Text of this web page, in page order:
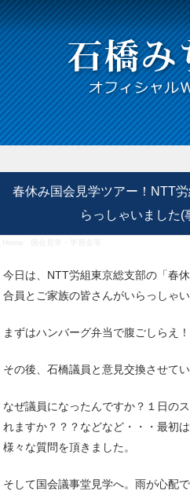
Skip to content
春休み国会見学ツアー！NTT
らっしゃいました(
今日は、NTT労組東京総支部の「春
合員とご家族の皆さんがいらっしゃい
まずはハンバーグ弁当で腹ごしらえ！
その後、石橋議員と意見交換させてい
なぜ議員になったんですか？１日の
れますか？？？などなど・・・最初
様々な質問を頂きました。
そして国会議事堂見学へ。雨が心配